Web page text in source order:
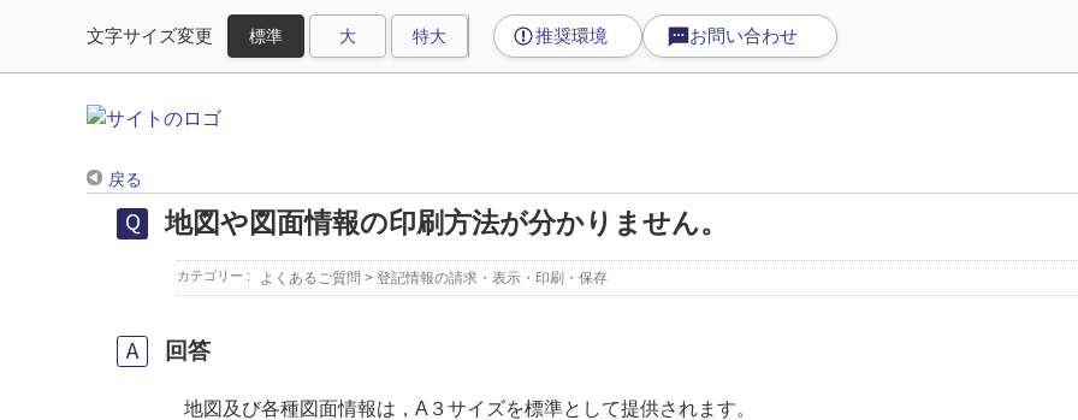
文字サイズ変更 推奨環境 お問い合わせ
戻る
地図や図面情報の印刷方法が分かりません。
カテゴリー : よくあるご質問 > 登記情報の請求・表示・印刷・保存
回答
地図及び各種図面情報は，A３サイズを標準として提供されます。